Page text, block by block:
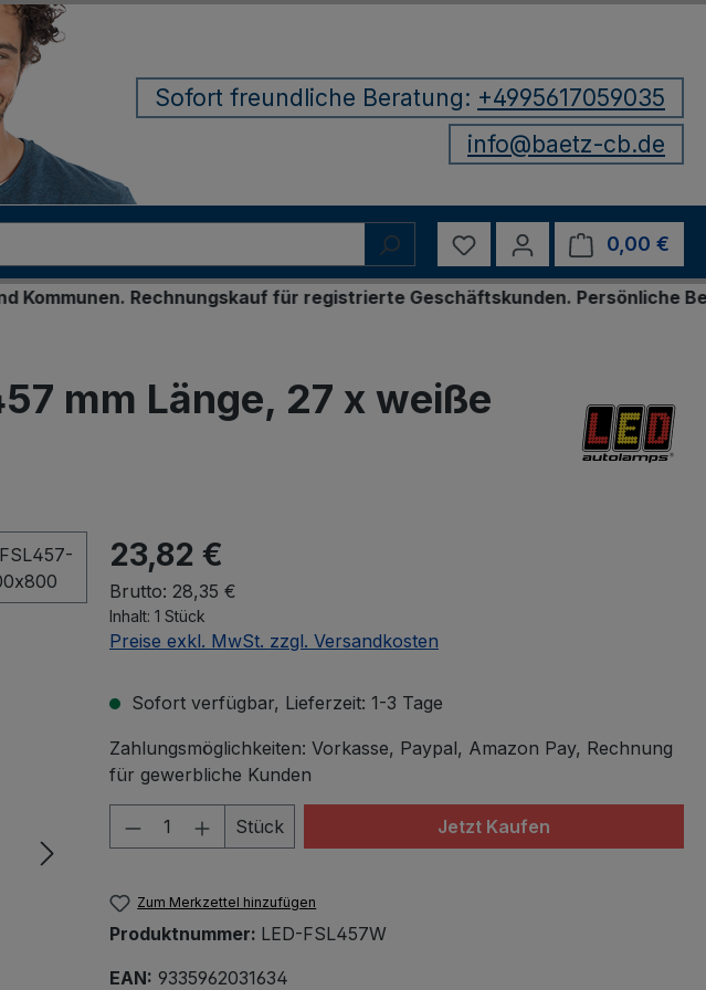
Sofort freundliche Beratung: +4995617059035
info@baetz-cb.de
Du hast 0 Produkte auf
0,00 €
Rechnungskauf für registrierte Geschäftskunden. Persönliche Bestellung
mm Länge, 27 x weiße
23,82 €
Brutto: 28,35 €
Inhalt: 1 Stück
Preise exkl. MwSt. zzgl. Versandkosten
Sofort verfügbar, Lieferzeit: 1-3 Tage
Zahlungsmöglichkeiten: Vorkasse, Paypal, Amazon Pay, Rechnung
für gewerbliche Kunden
Produkt Anzahl: Gib den gewünschten Wert
Stück Jetzt Kaufen
Zum Merkzettel hinzufügen
Produktnummer: LED-FSL457W
EAN: 9335962031634